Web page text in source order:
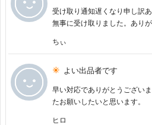
受け取り通知遅くなり申し訳あ
無事に受け取りました。ありが
ちぃ
よい出品者です
早い対応でありがとうござい
たお願いしたいと思います。
ヒロ